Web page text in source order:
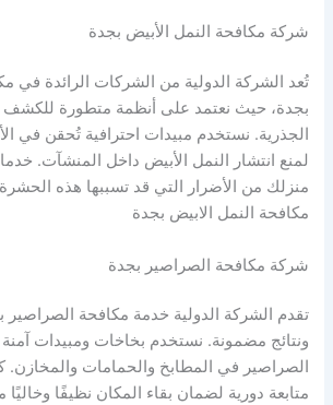
شركة مكافحة النمل الأبيض بجدة
تُعد الشركة الدولية من الشركات الرائدة في
بجدة، حيث نعتمد على أنظمة متطورة للكشف
الجذرية. نستخدم مبيدات احترافية تُحقن في
لمنع انتشار النمل الأبيض داخل المنشآت.
منزلك من الأضرار التي قد تسببها هذه
مكافحة النمل الابيض بجدة
شركة مكافحة الصراصير بجدة
تقدم الشركة الدولية خدمة مكافحة الصراصير
ونتائج مضمونة. نستخدم بخاخات ومبيدات
الصراصير في المطابخ والحمامات والمخازن.
متابعة دورية لضمان بقاء المكان نظيفًا